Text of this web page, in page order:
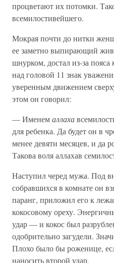
процветают их потомки.
всемилостивейшего.
Мокрая почти до нитки
ее заметно выпирающий
шнурком, достал из-за
над головой 11 знак
уверенным движением
этом он говорил:
— Именемаллаха
для ребенка. Да будет он в
менее девяти месяцев, и да
Такова воля аллахав
Наступил черед мужа. Под
собравшихся в комнате он
паранг, приложил его к
кокосовому ореху.
удар — и кокос был
одобрительно загудели.
Плохо было бы роженице,
наносить второй удар.